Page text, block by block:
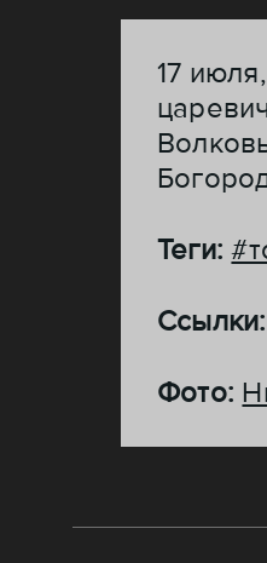
17
Теги:
Ссылки:
Фото: